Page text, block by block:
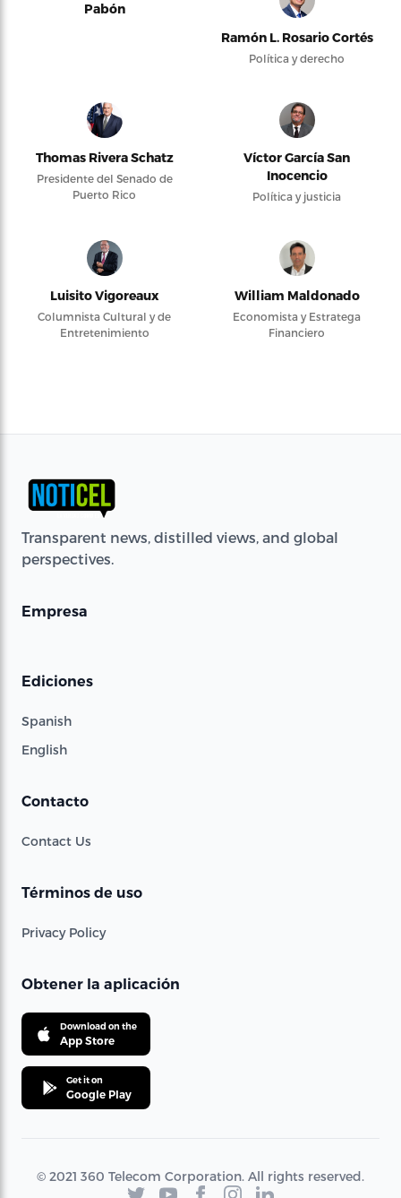
Pabón
Ramón L. Rosario Cortés
Política y derecho
Thomas Rivera Schatz
Presidente del Senado de
Puerto Rico
Víctor García San
Inocencio
Política y justicia
Luisito Vigoreaux
Columnista Cultural y de
Entretenimiento
William Maldonado
Economista y Estratega
Financiero
Transparent news, distilled views, and global
perspectives.
Empresa
Ediciones
Spanish
English
Contacto
Contact Us
Términos de uso
Privacy Policy
Obtener la aplicación
Download on the
App Store
Get it on
Google Play
© 2021 360 Telecom Corporation. All rights reserved.